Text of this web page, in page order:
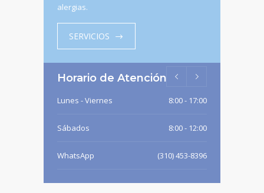
alergias.
SERVICIOS
Horario de Atención
Lunes - Viernes 8:00 - 17:00
Sábados 8:00 - 12:00
WhatsApp (310) 453-8396
Correo recepcion@alergo-s.com